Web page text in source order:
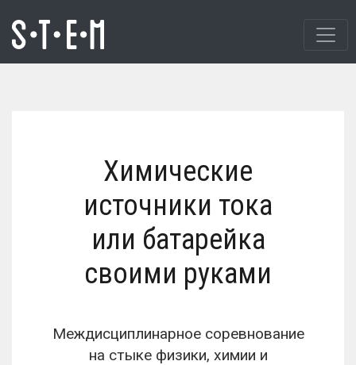
Химические
источники тока
или батарейка
своими руками
Междисциплинарное соревнование
на стыке физики, химии и